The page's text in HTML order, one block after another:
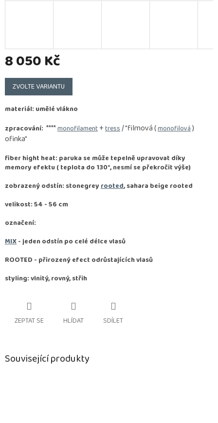
8 050 Kč
Měrná
cena:
ZVOLTE VARIANTU
materiál: umělé vlákno
zpracování: ****monofilament+tress/ "filmová (monofilová)
ofinka"
fiber hight heat: paruka se může tepelně upravovat díky
memory efektu ( teplota do 130°, nesmí se překročit výše)
zobrazený odstín: stonegreyrooted, sahara beige rooted
velikost: 54 - 56 cm
označení:
MIX- jeden odstín po celé délce vlasů
ROOTED - přirozený efect odrůstajících vlasů
styling: vlnitý, rovný, střih
ZEPTAT SE HLÍDAT SDÍLET
Související produkty